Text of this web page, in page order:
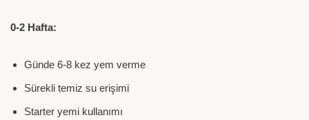
0-2 Hafta:
Günde 6-8 kez yem verme
Sürekli temiz su erişimi
Starter yemi kullanımı